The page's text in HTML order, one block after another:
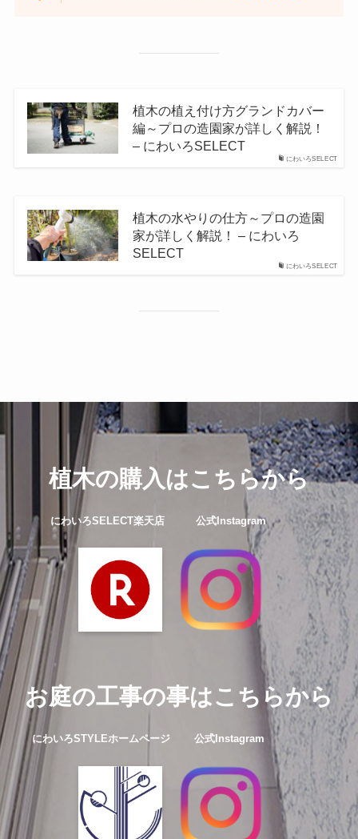
にわいろSELECT
植木の植え付け方グランドカバー
編～プロの造園家が詳しく解説！
– にわいろSELECT
にわいろSELECT
植木の水やりの仕方～プロの造園
家が詳しく解説！ – にわいろ
SELECT
植木の購入はこちらから
にわいろSELECT楽天店 公式Instagram
お庭の工事の事はこちらから
にわいろSTYLEホームページ 公式Instagram